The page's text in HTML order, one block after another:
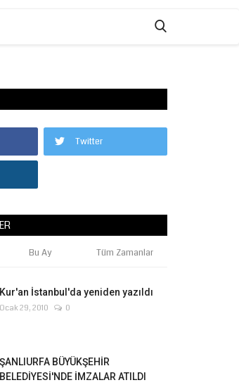
Twitter
Bu Ay Tüm Zamanlar
Kur'an İstanbul'da yeniden yazıldı
Ocak 29, 2010 0
ŞANLIURFA BÜYÜKŞEHİR
BELEDİYESİ'NDE İMZALAR ATILDI